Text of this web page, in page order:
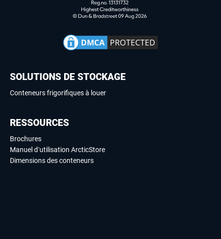
SOLUTIONS DE STOCKAGE
Conteneurs frigorifiques à louer
RESSOURCES
Brochures
Manuel d’utilisation ArcticStore
Dimensions des conteneurs